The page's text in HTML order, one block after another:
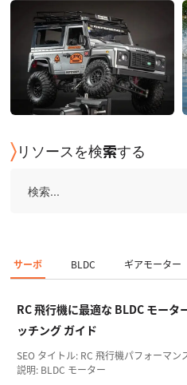
リソースを検索する
サーボ BLDC ギアモーター
RC 飛行機に最適な BLDC モー
ッチング ガイド
SEO タイトル: RC 飛行機パフォーマ
説明: BLDC モーター